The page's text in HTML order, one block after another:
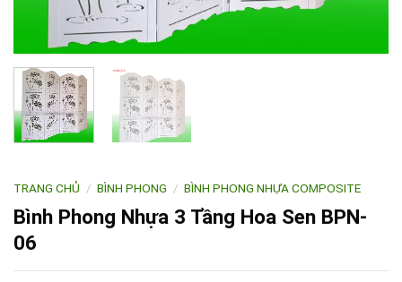
TRANG CHỦ / BÌNH PHONG / BÌNH PHONG NHỰA COMPOSITE
Bình Phong Nhựa 3 Tầng Hoa Sen BPN-
06